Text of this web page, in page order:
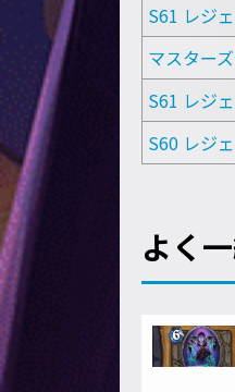
S61 レジ
マスター
S61 レジ
S60 レジ
よく